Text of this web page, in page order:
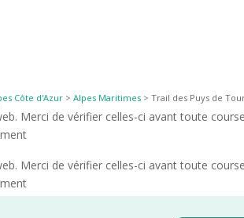
Côte d'Azur >Alpes Maritimes >Trail des Puys de
Merci de vérifier celles-ci avant toute
Merci de vérifier celles-ci avant toute